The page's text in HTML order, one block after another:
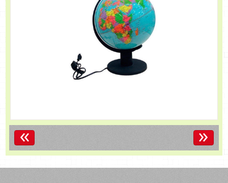
« »